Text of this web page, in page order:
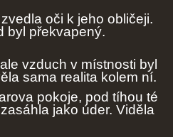
oči k jeho obličeji.
byl překvapený.
vzduch v místnosti byl
sama realita kolem ní.
pokoje, pod tíhou té
jako úder. Viděla